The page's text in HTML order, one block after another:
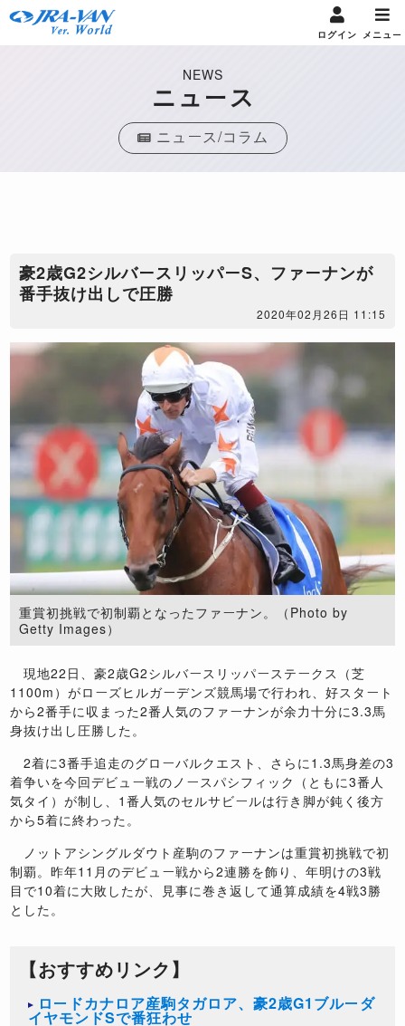
ログイン メニュー
NEWS
ニュース
ニュース/コラム
豪2歳G2シルバースリッパーS、ファーナンが
番手抜け出しで圧勝
2020年02月26日 11:15
重賞初挑戦で初制覇となったファーナン。（Photo by
Getty Images）
現地22日、豪2歳G2シルバースリッパーステークス（芝
1100m）がローズヒルガーデンズ競馬場で行われ、好スタート
から2番手に収まった2番人気のファーナンが余力十分に3.3馬
身抜け出し圧勝した。
2着に3番手追走のグローバルクエスト、さらに1.3馬身差の3
着争いを今回デビュー戦のノースパシフィック（ともに3番人
気タイ）が制し、1番人気のセルサビールは行き脚が鈍く後方
から5着に終わった。
ノットアシングルダウト産駒のファーナンは重賞初挑戦で初
制覇。昨年11月のデビュー戦から2連勝を飾り、年明けの3戦
目で10着に大敗したが、見事に巻き返して通算成績を4戦3勝
とした。
【おすすめリンク】
ロードカナロア産駒タガロア、豪2歳G1ブルーダ
イヤモンドSで番狂わせ